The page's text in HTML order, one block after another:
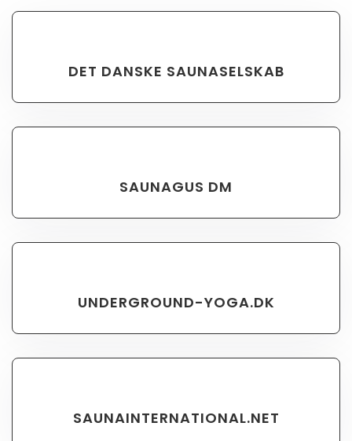
DET DANSKE SAUNASELSKAB
SAUNAGUS DM
UNDERGROUND-YOGA.DK
SAUNAINTERNATIONAL.NET